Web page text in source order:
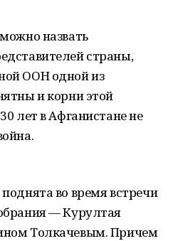
назвать
страны,
ООН одной из
и корни этой
лет в Афганистане не
во время встречи
— Курултая
Толкачевым. Причем